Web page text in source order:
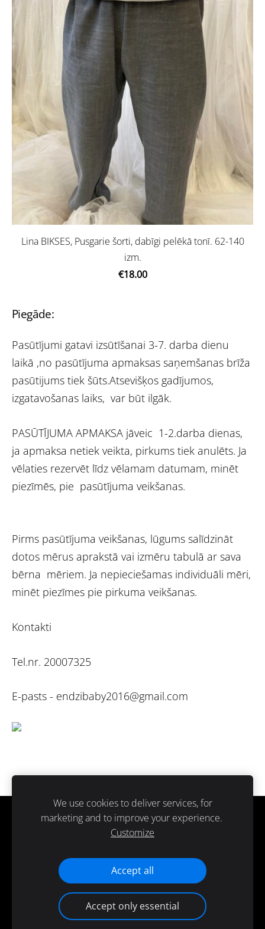
Piegāde:
Pasūtījumi gatavi izsūtīšanai 3-7. darba dienu
laikā ,no pasūtījuma apmaksas saņemšanas brīža
pasūtijums tiek šūts.Atsevišķos gadījumos,
izgatavošanas laiks, var būt ilgāk.
PASŪTĪJUMA APMAKSA jāveic 1-2.darba dienas,
ja apmaksa netiek veikta, pirkums tiek anulēts. Ja
vēlaties rezervēt līdz vēlamam datumam, minēt
piezīmēs, pie pasūtījuma veikšanas.
Pirms pasūtījuma veikšanas, lūgums salīdzināt
dotos mērus aprakstā vai izmēru tabulā ar sava
bērna mēriem. Ja nepieciešamas individuāli mēri,
minēt piezīmes pie pirkuma veikšanas.
Kontakti
Tel.nr. 20007325
E-pasts - endzibaby2016@gmail.com
Lina BIKSES, Pusgarie šorti, dabīgi pelēkā tonī. 62-140
izm.
€18.00
Sīkdatnes
Paldies ka atbalsti ražots Latvijā.
We use cookies to deliver services, for
marketing and to improve your experience.
Customize
Accept all
Accept only essential